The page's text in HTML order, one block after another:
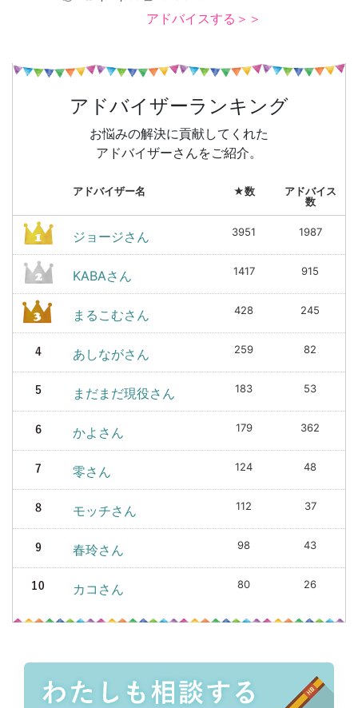
アドバイスする＞＞
アドバイザーランキング
お悩みの解決に貢献してくれた
アドバイザーさんをご紹介。
アドバイザー名 ★数
アドバイス
数
ジョージさん 3951 1987
KABAさん 1417 915
まるこむさん 428 245
あしながさん 259 82
まだまだ現役さん 183 53
かよさん 179 362
零さん 124 48
モッチさん 112 37
春玲さん 98 43
カコさん 80 26